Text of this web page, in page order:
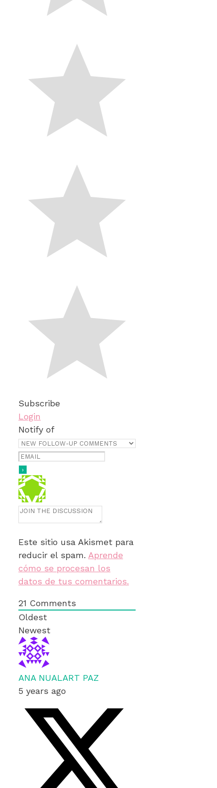
Subscribe
Login
Notify of
Este sitio usa Akismet para
reducir el spam. Aprende
cómo se procesan los
datos de tus comentarios.
21 Comments
Oldest
Newest
ANA NUALART PAZ
5 years ago